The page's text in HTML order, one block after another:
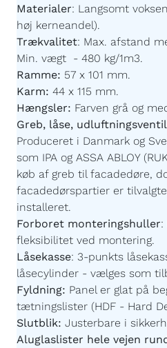
Materialer: Langsomt
høj kerneandel).
Trækvalitet: Max. afstand
Min. vægt - 480 kg/1m3.
Ramme: 57 x 101 mm.
Karm: 44 x 115 mm.
Hængsler: Farven grå og
Greb, låse,
Produceret i Danmark og
som IPA og ASSA ABLOY
køb af greb til facadedøre,
facadedørspartier er
installeret.
Forboret monteringshuller:
fleksibilitet ved montering.
Låsekasse: 3-punkts
låsecylinder - vælges som
Fyldning: Panel er glat på
tætningslister (HDF - Hard
Slutblik: Justerbare i
Aluglaslister hele vejen